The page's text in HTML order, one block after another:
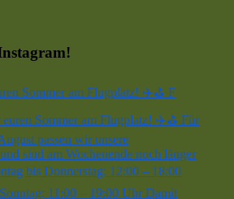
Sommer am Flugplatz! ✈️⛳ F